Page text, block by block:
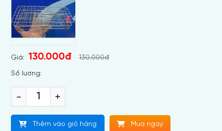
Giá: 130.000đ 130.000đ
Số lương:
- +
Thêm vào giỏ hàng Mua ngay